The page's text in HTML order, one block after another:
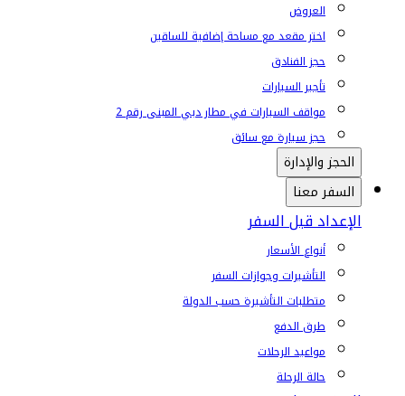
العروض
اختر مقعد مع مساحة إضافية للساقين
حجز الفنادق
تأجير السيارات
مواقف السيارات في مطار دبي المبنى رقم 2
حجز سيارة مع سائق
الحجز والإدارة
السفر معنا
الإعداد قبل السفر
أنواع الأسعار
التأشيرات وجوازات السفر
متطلبات التأشيرة حسب الدولة
طرق الدفع
مواعيد الرحلات
حالة الرحلة